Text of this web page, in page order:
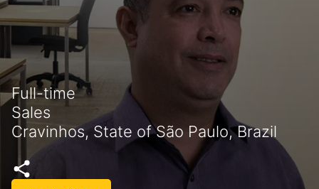
Full-time
Sales
Cravinhos, State of São Paulo, Brazil